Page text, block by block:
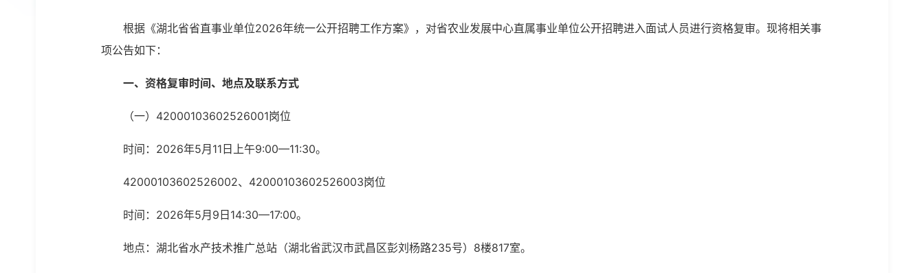
根据《湖北省省直事业单位2026年统一公开招聘工作方案》，对省农业发展中心直属事业单位公开招聘进入面试人员进行资格复审。现将相关事
项公告如下：
一、资格复审时间、地点及联系方式
（一）42000103602526001岗位
时间：2026年5月11日上午9:00—11:30。
42000103602526002、42000103602526003岗位
时间：2026年5月9日14:30—17:00。
地点：湖北省水产技术推广总站（湖北省武汉市武昌区彭刘杨路235号）8楼817室。